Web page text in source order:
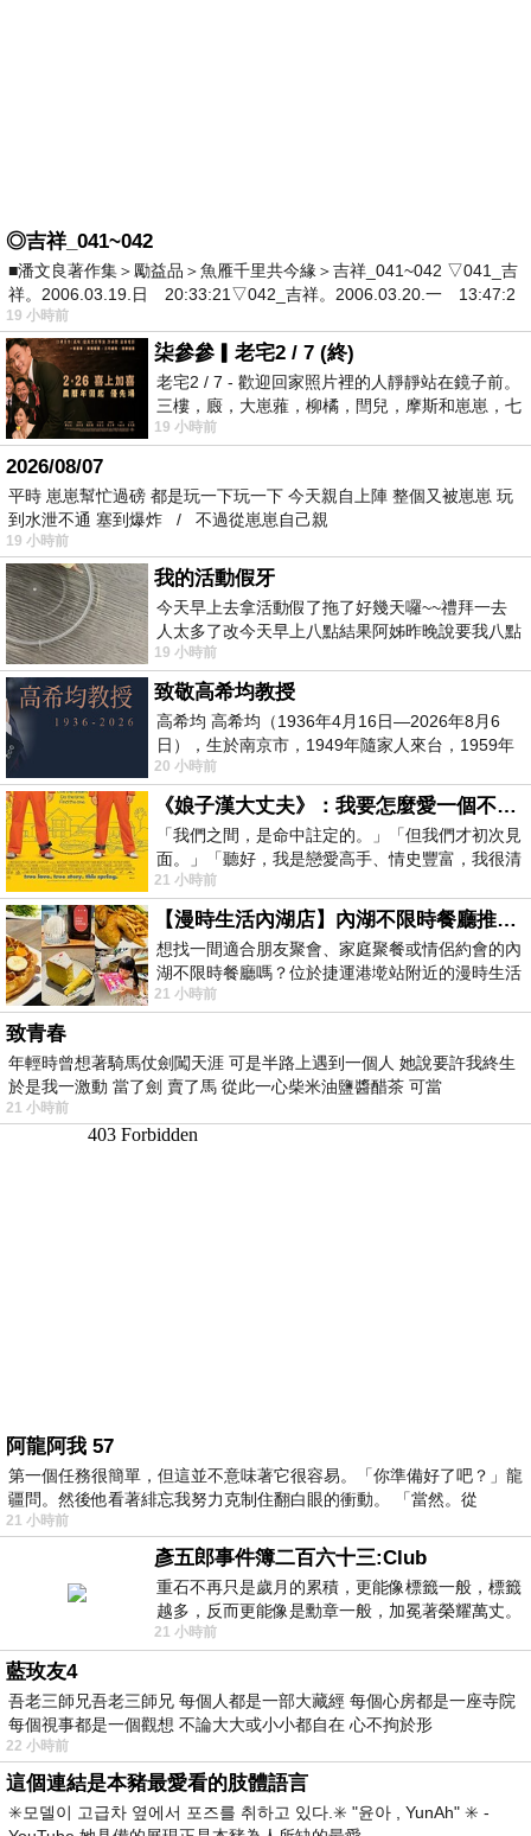
◎吉祥_041~042
■潘文良著作集＞勵益品＞魚雁千里共今緣＞吉祥_041~042 ▽041_吉
祥。2006.03.19.日 20:33:21▽042_吉祥。2006.03.20.一 13:47:2
19 小時前
柒參參▎老宅2 / 7 (終)
老宅2 / 7 - 歡迎回家照片裡的人靜靜站在鏡子前。
三樓，廄，大崽蕥，柳橘，閆兒，摩斯和崽崽，七
個人整整齊齊地站在鏡框之外，如同
19 小時前
2026/08/07
平時 崽崽幫忙過磅 都是玩一下玩一下 今天親自上陣 整個又被崽崽 玩
到水泄不通 塞到爆炸 / 不過從崽崽自己親
19 小時前
我的活動假牙
今天早上去拿活動假了拖了好幾天囉~~禮拜一去
人太多了改今天早上八點結果阿姊昨晚說要我八點
去西螺農會~回到莿桐都8點半多了
19 小時前
致敬高希均教授
高希均 高希均（1936年4月16日—2026年8月6
日），生於南京市，1949年隨家人來台，1959年
赴美深造並取得經濟發展博士學位。曾任
20 小時前
《娘子漢大丈夫》：我要怎麼愛一個不存在的人？
「我們之間，是命中註定的。」「但我們才初次見
面。」「聽好，我是戀愛高手、情史豐富，我很清
楚這種感覺，你我之間的那種感覺，現
21 小時前
【漫時生活內湖店】內湖不限時餐廳推薦｜捷運港墘站美食，聚餐、約會、家庭聚會首選，正餐甜點一次滿足
想找一間適合朋友聚會、家庭聚餐或情侶約會的內
湖不限時餐廳嗎？位於捷運港墘站附近的漫時生活
內湖店，從捷運站步行約4分鐘即可抵
21 小時前
致青春
年輕時曾想著騎馬仗劍闖天涯 可是半路上遇到一個人 她說要許我終生
於是我一激動 當了劍 賣了馬 從此一心柴米油鹽醬醋茶 可當
21 小時前
阿龍阿我 57
第一個任務很簡單，但這並不意味著它很容易。「你準備好了吧？」龍
疆問。然後他看著緋忘我努力克制住翻白眼的衝動。 「當然。從
21 小時前
彥五郎事件簿二百六十三:Club
重石不再只是歲月的累積，更能像標籤一般，標籤
越多，反而更能像是勳章一般，加冕著榮耀萬丈。
習慣一如縱容，成了再難輕輕放下的罪證
21 小時前
藍玫友4
吾老三師兄吾老三師兄 每個人都是一部大藏經 每個心房都是一座寺院
每個視事都是一個觀想 不論大大或小小都自在 心不拘於形
22 小時前
這個連結是本豬最愛看的肢體語言
✳️모델이 고급차 옆에서 포즈를 취하고 있다.✳️ "윤아 , YunAh" ✳️ -